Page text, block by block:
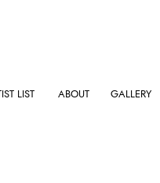
LIST ABOUT GALLERY